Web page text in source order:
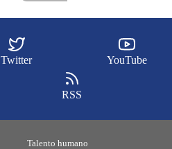
Twitter YouTube
RSS
Talento humano